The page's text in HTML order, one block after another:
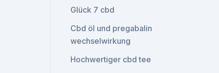
Glück 7 cbd
Cbd öl und pregabalin
wechselwirkung
Hochwertiger cbd tee